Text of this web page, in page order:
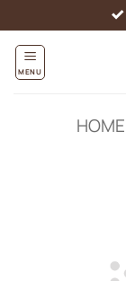
naar
inhoud
MENU
HOME